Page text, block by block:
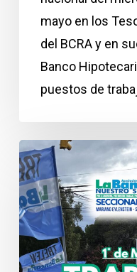
mayo en los
del BCRA y en
Banco
puestos de
1°
de
Mayo:
Día
del
Trabajador